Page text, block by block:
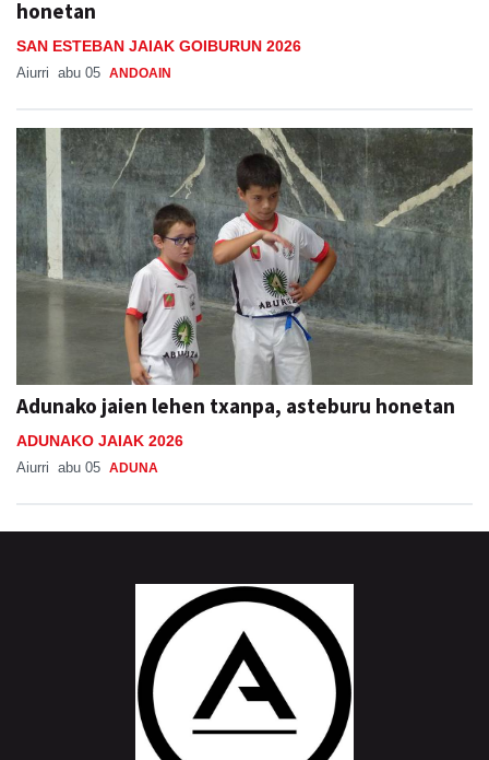
honetan
SAN ESTEBAN JAIAK GOIBURUN 2026
Aiurri abu 05 ANDOAIN
Adunako jaien lehen txanpa, asteburu honetan
ADUNAKO JAIAK 2026
Aiurri abu 05 ADUNA